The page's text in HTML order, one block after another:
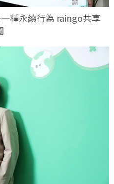
種永續行為 raingo共享